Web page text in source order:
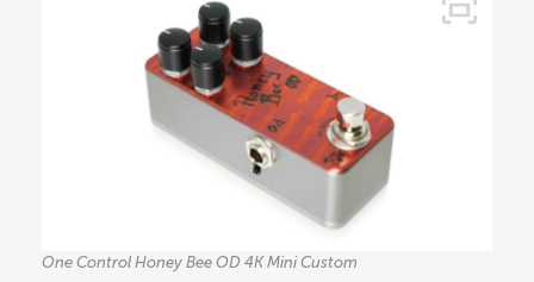
One Control Honey Bee OD 4K Mini Custom